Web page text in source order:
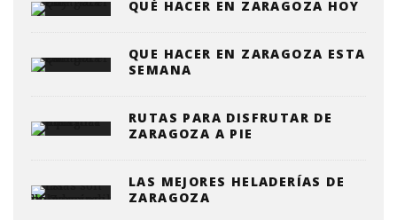
QUÉ HACER EN ZARAGOZA HOY
QUE HACER EN ZARAGOZA ESTA
SEMANA
RUTAS PARA DISFRUTAR DE
ZARAGOZA A PIE
LAS MEJORES HELADERÍAS DE
ZARAGOZA